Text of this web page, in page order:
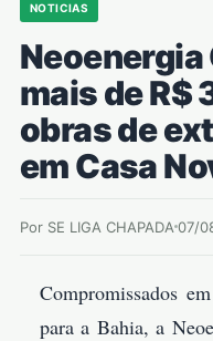
NOTICIAS
mais de R$
obras de
em Casa
Por SE LIGA CHAPADA 07/
Compromissados
para a Bahia, a